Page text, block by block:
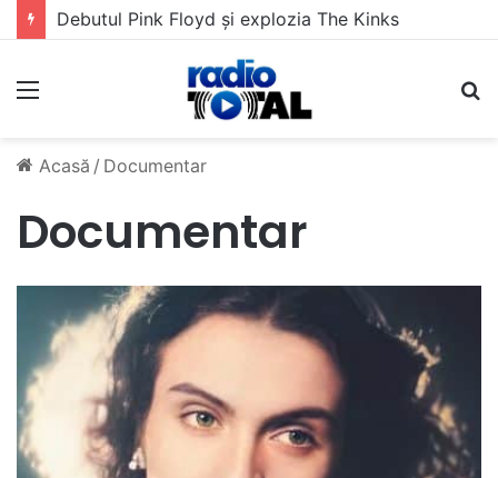
Debutul Pink Floyd și explozia The Kinks
Meniu
Acasă / Documentar
Documentar